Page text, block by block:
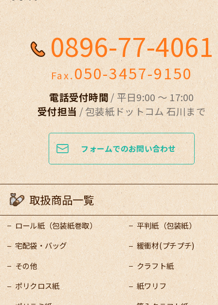
0896-77-4061
Fax.050-3457-9150
電話受付時間/ 平日9:00 ～ 17:00
受付担当/ 包装紙ドットコム 石川まで
フォームでのお問い合わせ
取扱商品一覧
ロール紙（包装紙巻取）
平判紙（包装紙）
宅配袋・バッグ
緩衝材(プチプチ)
その他
クラフト紙
ポリクロス紙
紙ワリフ